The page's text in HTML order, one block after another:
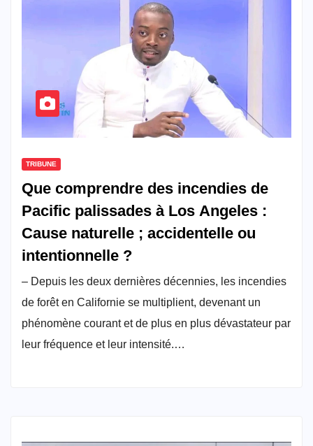
TRIBUNE
Que comprendre des incendies de
Pacific palissades à Los Angeles :
Cause naturelle ; accidentelle ou
intentionnelle ?
– Depuis les deux dernières décennies, les incendies
de forêt en Californie se multiplient, devenant un
phénomène courant et de plus en plus dévastateur par
leur fréquence et leur intensité.…